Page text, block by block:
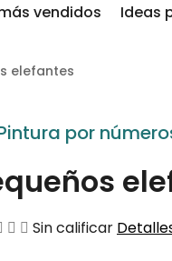
vendidos Ideas
elefantes
por
La
Sin calificar